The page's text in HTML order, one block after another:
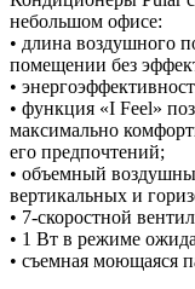
небольшом офисе:
• длина воздушного
помещении без
•
• функция «I Feel»
максимально
его предпочтений;
• объемный
вертикальных и
• 7-скоростной
• 1 Вт в режиме
• съемная моющаяся